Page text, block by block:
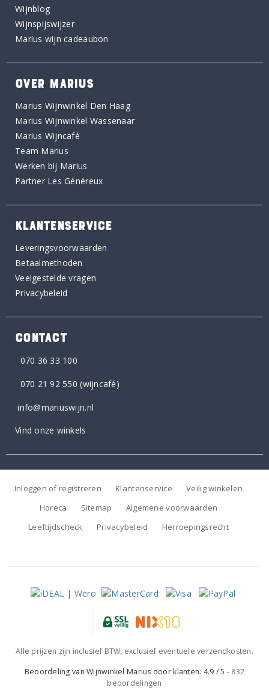
Wijnblog
Wijnspijswijzer
Marius wijn cadeaubon
OVER MARIUS
Marius Wijnwinkel Den Haag
Marius Wijnwinkel Wassenaar
Marius Wijncafé
Team Marius
Werken bij Marius
Partner Les Généreux
KLANTENSERVICE
Leveringsvoorwaarden
Betaalmethoden
Veelgestelde vragen
Privacybeleid
CONTACT
070 36 33 100
070 21 92 550 (wijncafé)
info@mariuswijn.nl
Vind onze winkels
Inloggen of registreren Klantenservice
Veilig winkelen
Horeca
Sitemap
Algemene voorwaarden
Leeftijdscheck
Privacybeleid Herroepingsrecht
Alle prijzen zijn inclusief BTW, exclusief eventuele verzendkosten.
Beoordeling vanWijnwinkel Marius door klanten: 4.9 /5 - 832
beoordelingen